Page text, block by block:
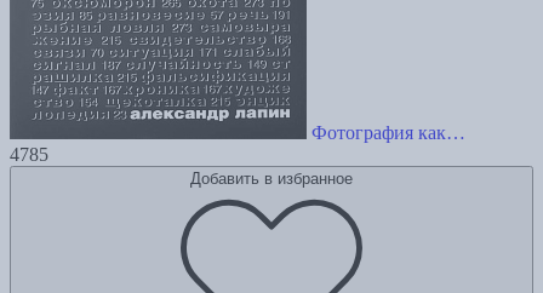
Фотография как…
4785
Добавить в избранное